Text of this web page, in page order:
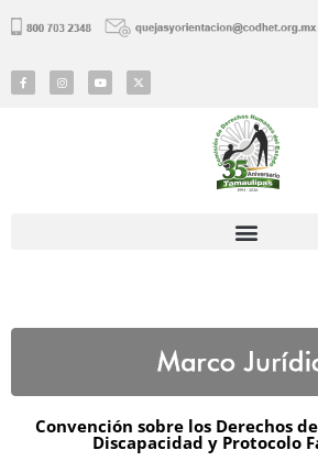
Convención sobre los Derechos
Discapacidad y Protocolo